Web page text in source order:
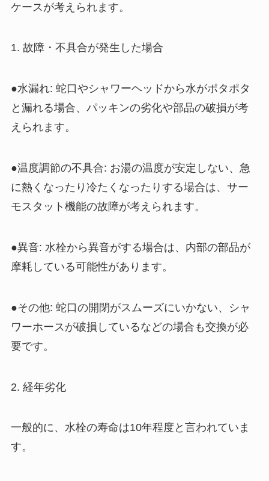
ケースが考えられます。
1. 故障・不具合が発生した場合
●水漏れ: 蛇口やシャワーヘッドから水がポタポタ
と漏れる場合、パッキンの劣化や部品の破損が考
えられます。
●温度調節の不具合: お湯の温度が安定しない、急
に熱くなったり冷たくなったりする場合は、サー
モスタット機能の故障が考えられます。
●異音: 水栓から異音がする場合は、内部の部品が
摩耗している可能性があります。
●その他: 蛇口の開閉がスムーズにいかない、シャ
ワーホースが破損しているなどの場合も交換が必
要です。
2. 経年劣化
一般的に、水栓の寿命は10年程度と言われていま
す。